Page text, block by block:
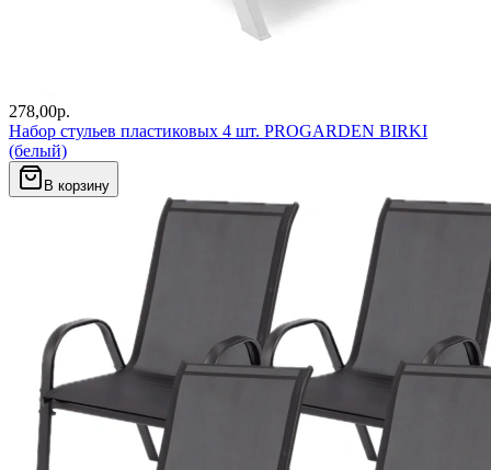
278,00р.
Набор стульев пластиковых 4 шт. PROGARDEN BIRKI
(белый)
В корзину